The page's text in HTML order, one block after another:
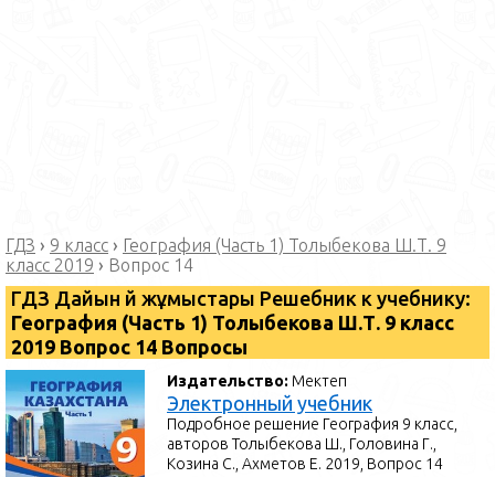
ГДЗ › 9 класс › География (Часть 1) Толыбекова Ш.Т. 9
класс 2019 › Вопрос 14
ГДЗ Дайын үй жұмыстары Решебник к учебнику:
География (Часть 1) Толыбекова Ш.Т. 9 класс
2019 Вопрос 14 Вопросы
Издательство: Мектеп
Электронный учебник
Подробное решение География 9 класс,
авторов Толыбекова Ш., Головина Г.,
Козина С., Ахметов Е. 2019, Вопрос 14